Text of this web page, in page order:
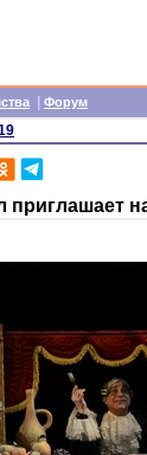
Форум
приглашает